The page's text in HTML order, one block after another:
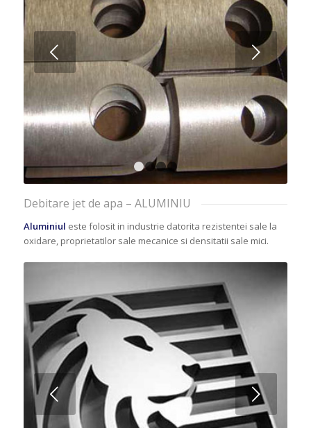
Next
1 2 3 4
Debitare jet de apa – ALUMINIU
Aluminiul este folosit in industrie datorita rezistentei sale la
oxidare, proprietatilor sale mecanice si densitatii sale mici.
Next